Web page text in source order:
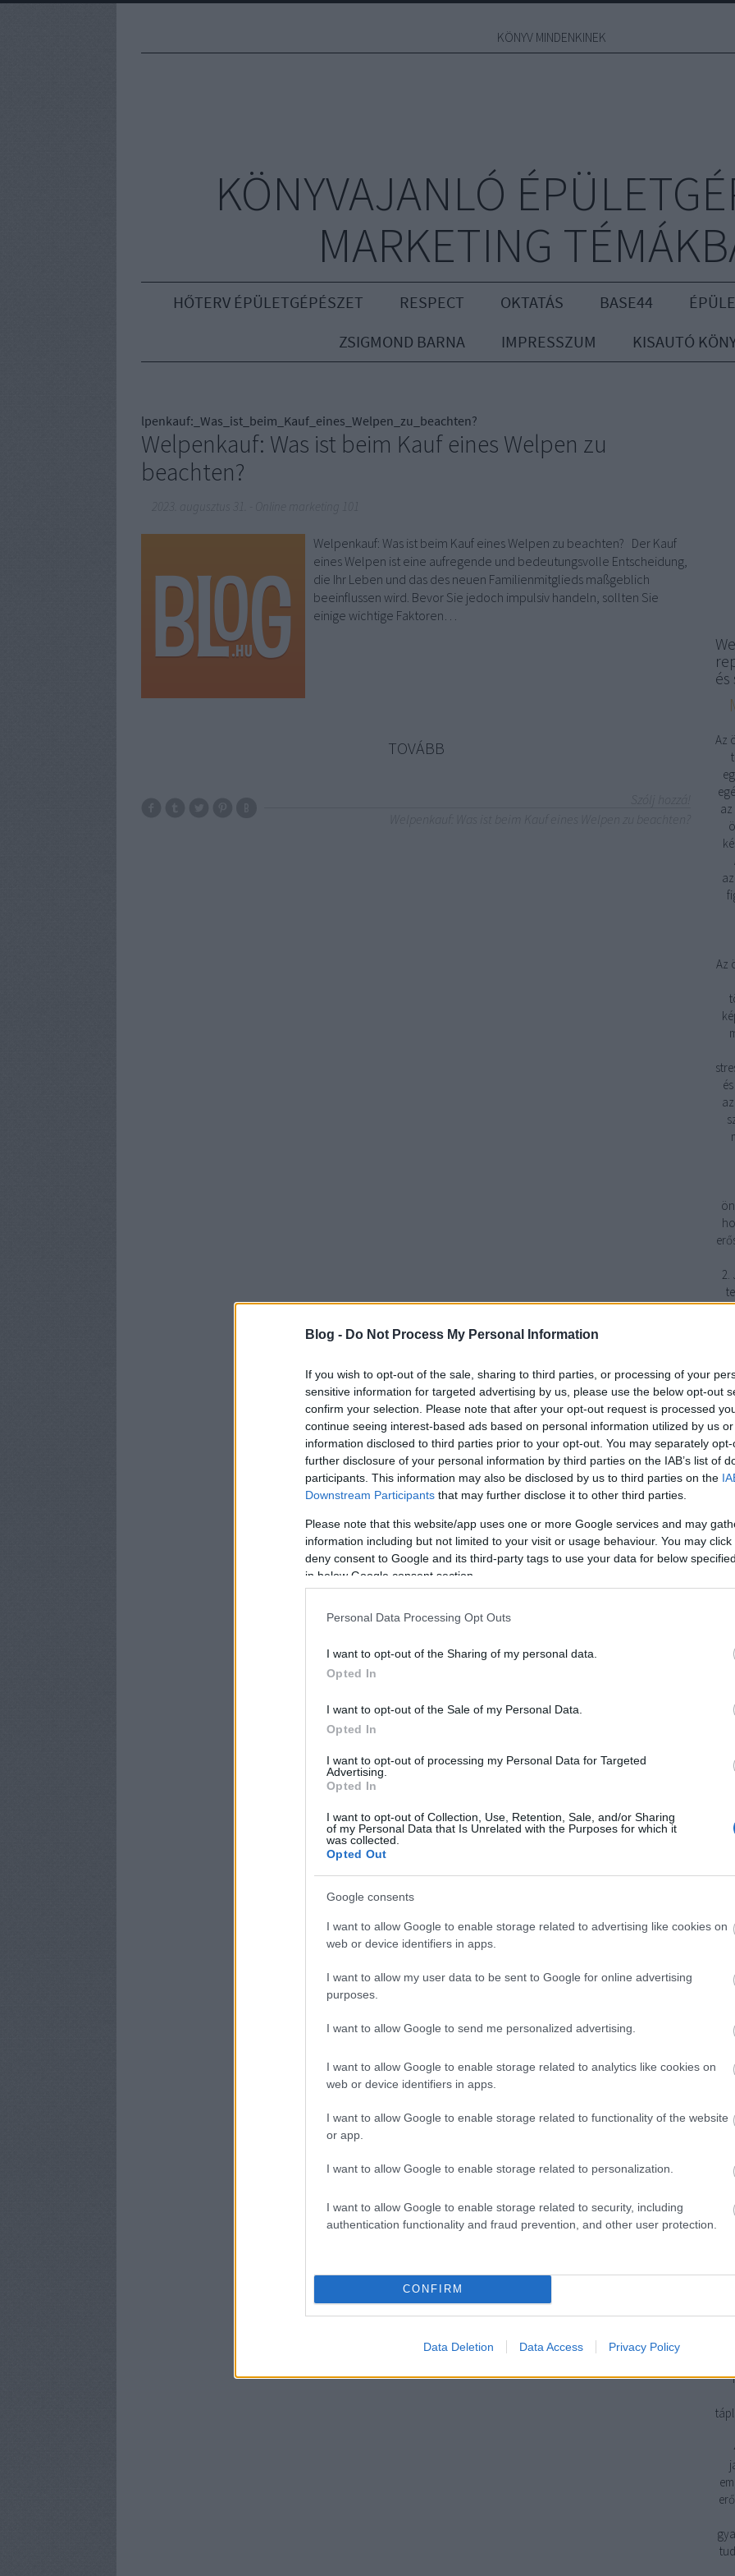
Blog - Do Not Process My Personal Information
If you wish to opt-out of the sale, sharing to third parties, or processing of your
sensitive information for targeted advertising by us, please use the below opt-out
confirm your selection. Please note that after your opt-out request is processed
continue seeing interest-based ads based on personal information utilized by us
information disclosed to third parties prior to your opt-out. You may separately
further disclosure of your personal information by third parties on the IAB’s list of
participants. This information may also be disclosed by us to third parties on the
Downstream Participants that may further disclose it to other third parties.
Please note that this website/app uses one or more Google services and may
information including but not limited to your visit or usage behaviour. You may
deny consent to Google and its third-party tags to use your data for below
in below Google consent section.
Personal Data Processing Opt Outs
I want to opt-out of the Sharing of my personal data.
Opted In
I want to opt-out of the Sale of my Personal Data.
Opted In
I want to opt-out of processing my Personal Data for Targeted
Advertising.
Opted In
I want to opt-out of Collection, Use, Retention, Sale, and/or Sharing
of my Personal Data that Is Unrelated with the Purposes for which it
was collected.
Opted Out
Google consents
I want to allow Google to enable storage related to advertising like cookies on
web or device identifiers in apps.
I want to allow my user data to be sent to Google for online advertising
purposes.
I want to allow Google to send me personalized advertising.
I want to allow Google to enable storage related to analytics like cookies on
web or device identifiers in apps.
I want to allow Google to enable storage related to functionality of the website
or app.
I want to allow Google to enable storage related to personalization.
I want to allow Google to enable storage related to security, including
authentication functionality and fraud prevention, and other user protection.
CONFIRM
Data Deletion Data Access Privacy Policy
KÖNYV MINDENKINEK
KÖNYVAJANLÓ
MARKETING
HŐTERV ÉPÜLETGÉPÉSZET RESPECT OKTATÁS BASE44
ZSIGMOND BARNA
IMPRESSZUM KISAUTÓ
lpenkauf:_Was_ist_beim_Kauf_eines_Welpen_zu_beachten?
Welpenkauf: Was ist beim Kauf eines Welpen zu
beachten?
Welpenkauf: Was ist beim Kauf eines Welpen zu beachten? Der Kauf
eines Welpen ist eine aufregende und bedeutungsvolle Entscheidung,
die Ihr Leben und das des neuen Familienmitglieds maßgeblich
beeinflussen wird. Bevor Sie jedoch impulsiv handeln, sollten Sie
einige wichtige Faktoren…
TOVÁBB
Az
Az
2.